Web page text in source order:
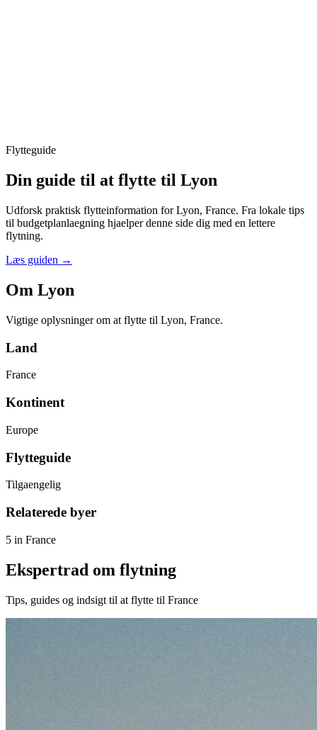
Flytteguide
Din guide til at flytte til Lyon
Udforsk praktisk flytteinformation for Lyon, France. Fra lokale tips
til budgetplanlaegning hjaelper denne side dig med en lettere
flytning.
Læs guiden →
Om Lyon
Vigtige oplysninger om at flytte til Lyon, France.
Land
France
Kontinent
Europe
Flytteguide
Tilgaengelig
Relaterede byer
5 in France
Ekspertrad om flytning
Tips, guides og indsigt til at flytte til France